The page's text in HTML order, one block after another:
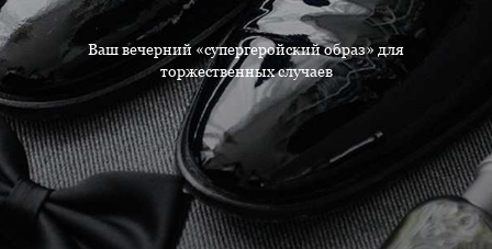
Ваш вечерний «супергеройский образ» для
торжественных случаев